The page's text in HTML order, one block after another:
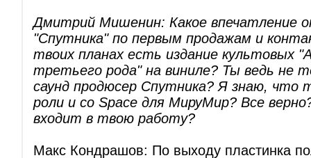
Дмитрий Мишенин: Какое впечатление
"Спутника" по первым продажам и
твоих планах есть издание культовых
третьего рода" на виниле? Ты ведь не
саунд продюсер Спутника? Я знаю, что
роли и со Space для МируМир? Все
входит в твою работу?
Макс Кондрашов: По выходу пластинка